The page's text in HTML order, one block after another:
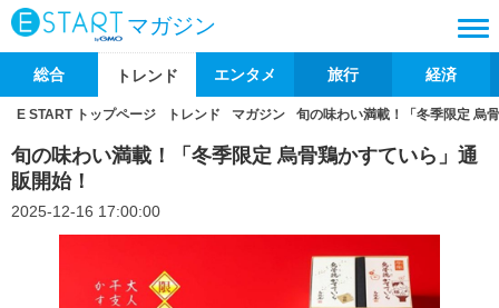
マガジン
総合 トレンド エンタメ 旅行 経済
E START トップページ トレンド マガジン 旬の味わい満載！「冬季限定 烏
旬の味わい満載！「冬季限定 烏骨鶏かすていら」通
販開始！
2025-12-16 17:00:00